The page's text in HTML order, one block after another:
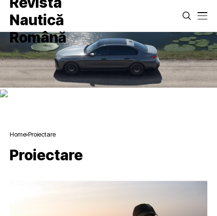
Home Proiectare
Proiectare